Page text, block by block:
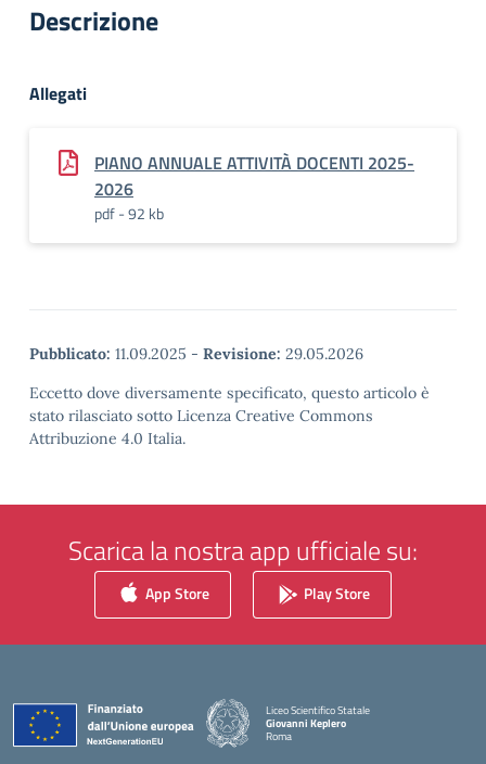
Descrizione
Allegati
PIANO ANNUALE ATTIVITÀ DOCENTI 2025-
2026
pdf - 92 kb
Pubblicato: 11.09.2025 - Revisione: 29.05.2026
Eccetto dove diversamente specificato, questo articolo è
stato rilasciato sotto Licenza Creative Commons
Attribuzione 4.0 Italia.
Scarica la nostra app ufficiale su:
App Store Play Store
Liceo Scientifico Statale
Giovanni Keplero
Roma